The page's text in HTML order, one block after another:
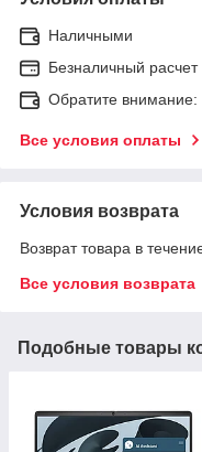
Наличными
Безналичный расчет
Обратите внимание:
Все условия оплаты
Условия возврата
Возврат товара в
Все условия возврата
Подобные товары